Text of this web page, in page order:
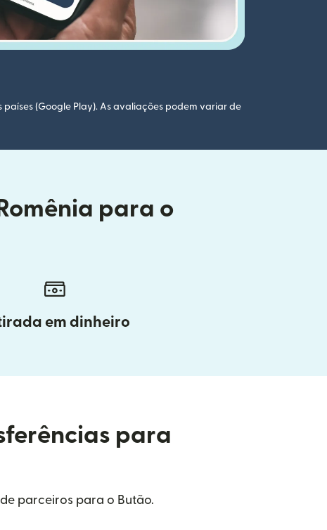
(Google Play). As avaliações podem variar de
para o
em dinheiro
para
parceiros para o Butão.